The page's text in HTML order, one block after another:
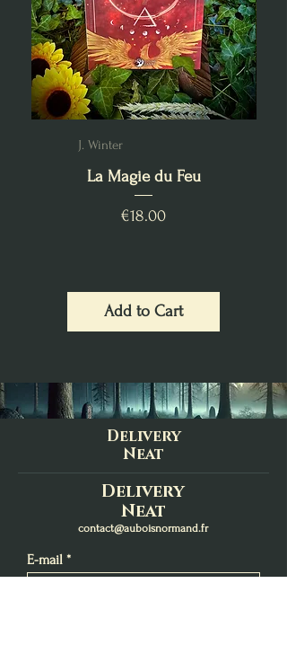
J. Winter
La Magie du Feu
Price
€18.00
Add to Cart
Delivery
Neat
Delivery
Neat
contact@auboisnormand.fr
E-mail